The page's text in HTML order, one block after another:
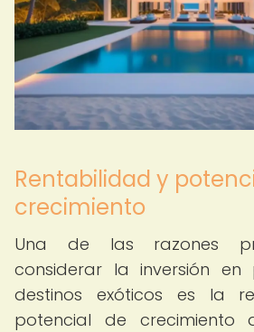
Rentabilidad y
crecimiento
Una de las razones
considerar la inversión en
destinos exóticos es la
potencial de crecimiento